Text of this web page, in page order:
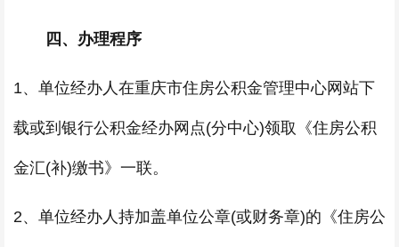
四、办理程序
1、单位经办人在重庆市住房公积金管理中心网站下
载或到银行公积金经办网点(分中心)领取《住房公积
金汇(补)缴书》一联。
2、单位经办人持加盖单位公章(或财务章)的《住房公